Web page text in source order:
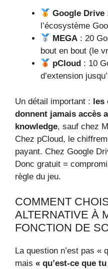
Google Drive
l’écosystème
MEGA : 20
bout en bout (le
pCloud : 10
d’extension
Un détail important : les
donnent jamais accès
knowledge, sauf chez
Chez pCloud, le
payant. Chez Google
Donc gratuit =
règle du jeu.
COMMENT
ALTERNATIVE À
FONCTION DE
La question n’est pas «
mais « qu’est-ce que